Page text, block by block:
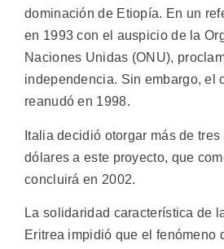
dominación de Etiopía. En un
en 1993 con el auspicio de la
Naciones Unidas (ONU),
independencia. Sin embargo, el
reanudó en 1998.
Italia decidió otorgar más de
dólares a este proyecto, que
concluirá en 2002.
La solidaridad característica de
Eritrea impidió que el fenómeno